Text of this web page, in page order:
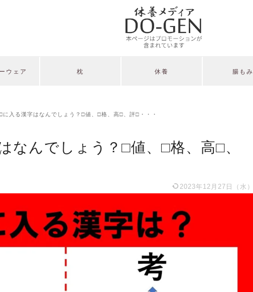
ウェア 枕 休養 腸もみ
に入る漢字はなんでしょう？□値、□格、高□、評□・・・
なんでしょう？□値、□格、高□、
2023年12月27日（水）